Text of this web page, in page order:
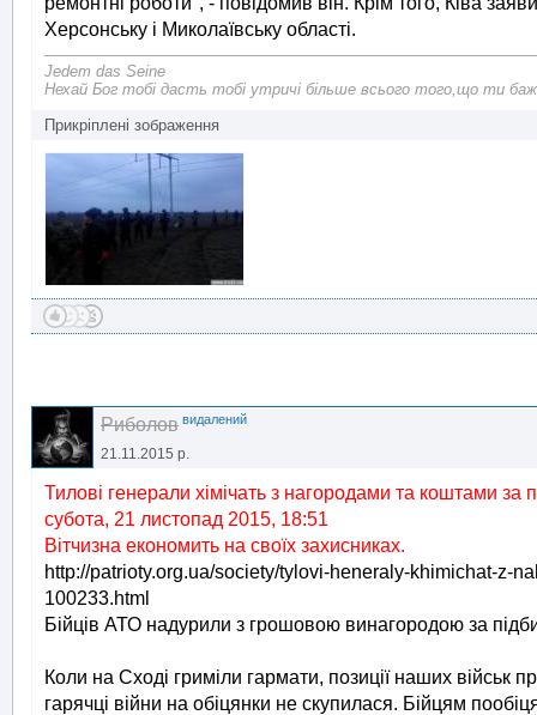
Херсонську і Миколаївську області.
Jedem das Seine
Нехай Бог тобі дасть тобі утричі більше всього того,що ти
Прикріплені зображення
Риболов видалений
21.11.2015 р.
Тилові генерали хімічать з нагородами та коштами за
субота, 21 листопад 2015, 18:51
Вітчизна економить на своїх захисниках.
http://patrioty.org.ua/society/tylovi-heneraly-khimichat-z-
100233.html
Бійців АТО надурили з грошовою винагородою за
Коли на Сході гриміли гармати, позиції наших військ
гарячці війни на обіцянки не скупилася. Бійцям